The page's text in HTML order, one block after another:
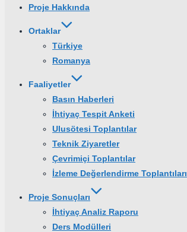
Proje Hakkında
Ortaklar
Türkiye
Romanya
Faaliyetler
Basın Haberleri
İhtiyaç Tespit Anketi
Ulusötesi Toplantılar
Teknik Ziyaretler
Çevrimiçi Toplantılar
İzleme Değerlendirme Toplantıları
Proje Sonuçları
İhtiyaç Analiz Raporu
Ders Modülleri